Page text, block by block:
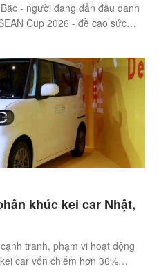
- người đang dẫn đầu danh
Cup 2026 - đề cao sức
khúc kei car Nhật,
tranh, phạm vi hoạt động
car vốn chiếm hơn 36%